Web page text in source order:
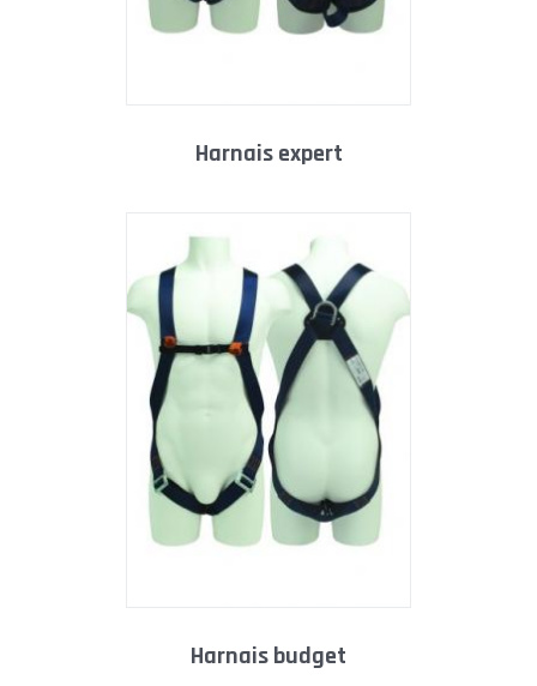
harnais expert
harnais budget